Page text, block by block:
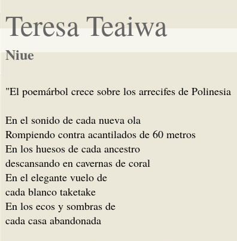
Teresa Teaiwa
Niue
"El poemárbol crece sobre los arrecifes de Polinesia
En el sonido de cada nueva ola
Rompiendo contra acantilados de 60 metros
En los huesos de cada ancestro
descansando en cavernas de coral
En el elegante vuelo de
cada blanco taketake
En los ecos y sombras de
cada casa abandonada